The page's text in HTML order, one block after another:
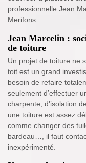
professionnelle Jean
Merifons.
Jean Marcelin :
de toiture
Un projet de toiture ne
toit est un grand
besoin de refaire
seulement d’effectuer
charpente, d'isolation
une toiture est assez
comme changer des
bardeau…, il faut
inexpérimenté.